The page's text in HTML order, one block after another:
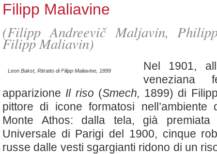
Filipp Maliavine
(Filipp Andreevič Maljavin,
Filipp Maliavin)
Leon Bakst, Ritratto di Filipp Maliavine, 1899
Nel 1901,
apparizione Il riso (Smech, 1899) di
pittore di icone formatosi nell’ambiente
Monte Athos: dalla tela, già premiata
Universale di Parigi del 1900, cinque
russe dalle vesti sgargianti ridono di un